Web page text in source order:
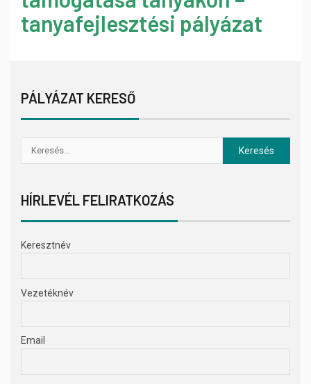
tanyafejlesztési pályázat
PÁLYÁZAT KERESŐ
HÍRLEVÉL FELIRATKOZÁS
Keresztnév
Vezetéknév
Email